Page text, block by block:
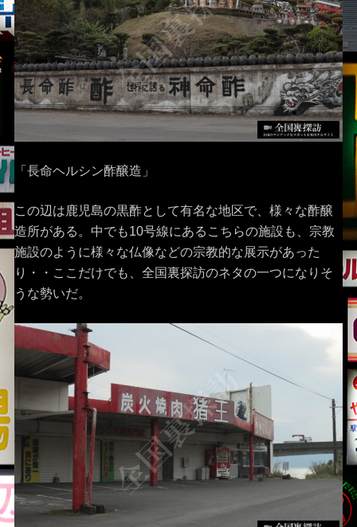
「長命ヘルシン酢醸造」
この辺は鹿児島の黒酢として有名な地区で、様々な酢醸
造所がある。中でも10号線にあるこちらの施設も、宗教
施設のように様々な仏像などの宗教的な展示があった
り・・ここだけでも、全国裏探訪のネタの一つになりそ
うな勢いだ。